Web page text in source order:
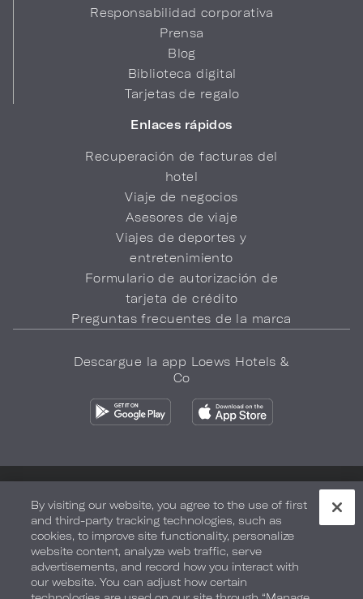
Responsabilidad corporativa
Prensa
Blog
Biblioteca digital
Tarjetas de regalo
Enlaces rápidos
Recuperación de facturas del
hotel
Viaje de negocios
Asesores de viaje
Viajes de deportes y
entretenimiento
Formulario de autorización de
tarjeta de crédito
Preguntas frecuentes de la marca
Descargue la app Loews Hotels &
Co
Seguridad y bienestar Términos de Uso Accesibilidad
Mapa del sitio Sus opciones de privacidad
DERECHOS DE AUTOR 2026.LOEWS HOTELS & CO
By visiting our website, you agree to the use of first
and third-party tracking technologies, such as
cookies, to improve site functionality, personalize
website content, analyze web traffic, serve
advertisements, and record how you interact with
our website. You can adjust how certain